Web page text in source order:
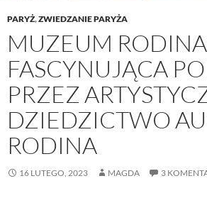
PARYŻ,ZWIEDZANIE PARYŻA
MUZEUM
FASCYNUJĄCA
PRZEZ
DZIEDZICTWO
RODINA
16 LUTEGO, 2023 MAGDA 3